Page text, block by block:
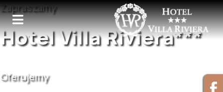
Zapraszamy
Hotel Villa Riviera***
Oferujemy